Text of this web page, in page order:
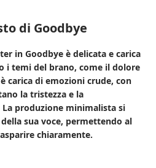
di Goodbye
in Goodbye è delicata e carica
i temi del brano, come il dolore
carica di emozioni crude, con
la tristezza e la
produzione minimalista si
sua voce, permettendo al
chiaramente.